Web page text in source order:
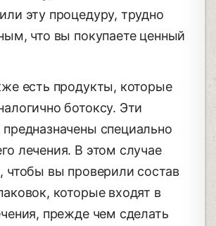
эту процедуру, трудно
что вы покупаете ценный
есть продукты, которые
ботоксу. Эти
специально
лечения. В этом случае
чтобы вы проверили состав
которые входят в
прежде чем сделать